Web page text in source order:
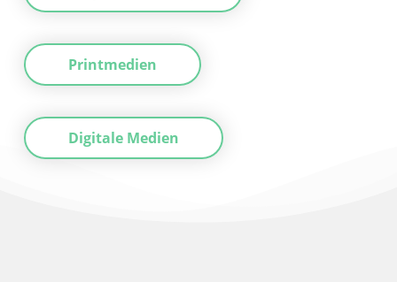
Printmedien
Digitale Medien